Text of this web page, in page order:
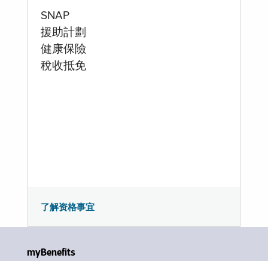
SNAP
援助計劃
健康保險
稅收抵免
了解资格事宜
myBenefits